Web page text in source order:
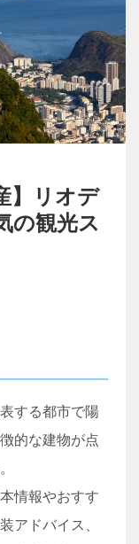
】リオデ
の観光ス
する都市で陽
的な建物が点
情報やおすす
アドバイス、